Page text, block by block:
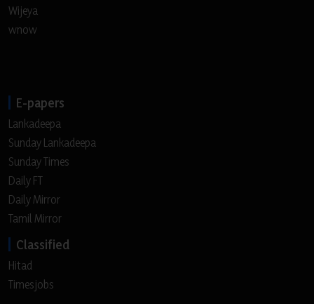
Wijeya
wnow
E-papers
Lankadeepa
Sunday Lankadeepa
Sunday Times
Daily FT
Daily Mirror
Tamil Mirror
Classified
Hitad
Timesjobs